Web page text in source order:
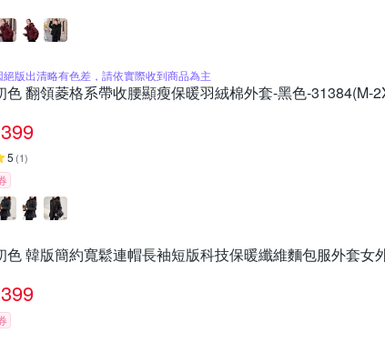
絕版出清略有色差，請依實際收到商品為主
色 翻領菱格系帶收腰顯瘦保暖羽絨棉外套-黑色-31384(M-
399
5 (1)
色 韓版簡約寬鬆連帽長袖短版科技保暖纖維麵包服外套女
399